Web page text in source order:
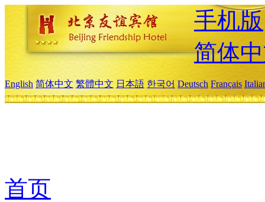
手机版
简体
English 简体中文 繁體中文 日本語 한국어 Deutsch Français
首页